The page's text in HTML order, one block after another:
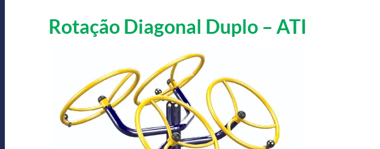
Rotação Diagonal Duplo – ATI